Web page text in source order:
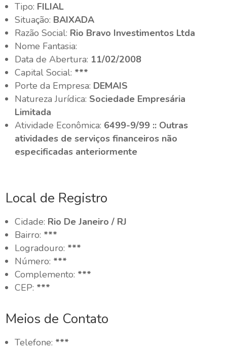
Tipo: FILIAL
Situação: BAIXADA
Razão Social: Rio Bravo Investimentos Ltda
Nome Fantasia:
Data de Abertura: 11/02/2008
Capital Social: ***
Porte da Empresa: DEMAIS
Natureza Jurídica: Sociedade Empresária
Limitada
Atividade Econômica: 6499-9/99 :: Outras
atividades de serviços financeiros não
especificadas anteriormente
Local de Registro
Cidade: Rio De Janeiro / RJ
Bairro: ***
Logradouro: ***
Número: ***
Complemento: ***
CEP: ***
Meios de Contato
Telefone: ***